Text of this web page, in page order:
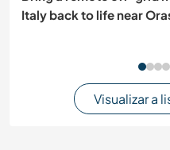
Italy back to life near
Visualizar a